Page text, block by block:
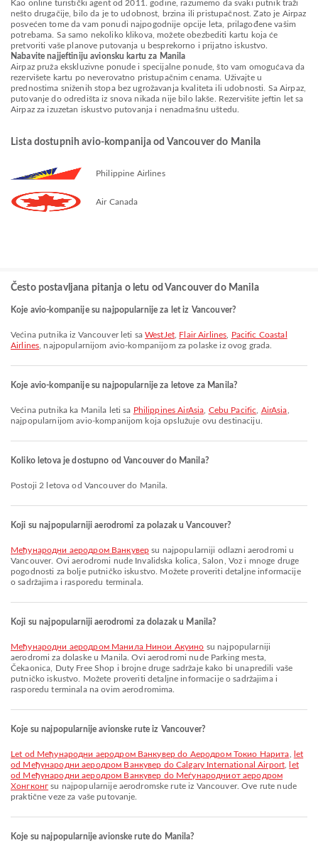
Kao online turistički agent od 2011. godine, razumemo da svaki putnik traži
nešto drugačije, bilo da je to udobnost, brzina ili pristupačnost. Zato je Airpaz
posvećen tome da vam ponudi najpogodnije opcije leta, prilagođene vašim
potrebama. Sa samo nekoliko klikova, možete obezbediti kartu koja će
pretvoriti vaše planove putovanja u besprekorno i prijatno iskustvo.
Nabavite najjeftiniju avionsku kartu za Manila
Airpaz pruža ekskluzivne ponude i specijalne ponude, što vam omogućava da
rezervišete kartu po neverovatno pristupačnim cenama. Uživajte u
prednostima sniženih stopa bez ugrožavanja kvaliteta ili udobnosti. Sa Airpaz,
putovanje do odredišta iz snova nikada nije bilo lakše. Rezervišite jeftin let sa
Airpaz za izuzetan iskustvo putovanja i nenadmašnu uštedu.
Lista dostupnih avio-kompanija od Vancouver do Manila
Philippine Airlines
Air Canada
Često postavljana pitanja o letu od Vancouver do Manila
Koje avio-kompanije su najpopularnije za let iz Vancouver?
Većina putnika iz Vancouver leti saWestJet Flair Airlines
Pacific Coastal
Airlines , najpopularnijom avio-kompanijom za polaske iz ovog grada.
Koje avio-kompanije su najpopularnije za letove za Manila?
Većina putnika ka Manila leti sa Philippines AirAsia Cebu Pacific AirAsia
najpopularnijom avio-kompanijom koja opslužuje ovu destinaciju.
Koliko letova je dostupno od Vancouver do Manila?
Postoji 2 letova od Vancouver do Manila.
Koji su najpopularniji aerodromi za polazak u Vancouver?
Међународни аеродром Ванкувер su najpopularniji odlazni aerodromi u
Vancouver. Ovi aerodromi nude Invalidska kolica, Salon, Voz i mnoge druge
pogodnosti za bolje putničko iskustvo. Možete proveriti detaljne informacije
o sadržajima i rasporedu terminala.
Koji su najpopularniji aerodromi za dolazak u Manila?
Међународни аеродром Манила Нинои Акуино su najpopularniji
aerodromi za dolaske u Manila. Ovi aerodromi nude Parking mesta,
Čekaonica, Duty Free Shop i brojne druge sadržaje kako bi unapredili vaše
putničko iskustvo. Možete proveriti detaljne informacije o sadržajima i
rasporedu terminala na ovim aerodromima.
Koje su najpopularnije avionske rute iz Vancouver?
let od Међународни аеродром Ванкувер do Аеродром Токио Нарита
let
od Међународни аеродром Ванкувер do Calgary International Airport
let
od Међународни аеродром Ванкувер do Меѓународниот аеродром
Хонгконг su najpopularnije aerodromske rute iz Vancouver. Ove rute nude
praktične veze za vaše putovanje.
Koje su najpopularnije avionske rute do Manila?